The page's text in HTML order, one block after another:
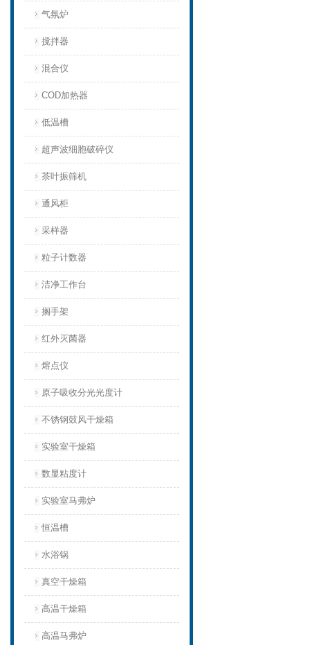
气氛炉
搅拌器
混合仪
COD加热器
低温槽
超声波细胞破碎仪
茶叶振筛机
通风柜
采样器
粒子计数器
洁净工作台
搁手架
红外灭菌器
熔点仪
原子吸收分光光度计
不锈钢鼓风干燥箱
实验室干燥箱
数显粘度计
实验室马弗炉
恒温槽
水浴锅
真空干燥箱
高温干燥箱
高温马弗炉